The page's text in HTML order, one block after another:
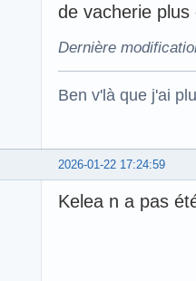
de vacherie
Dernière
Ben v'là que j'ai
2026-01-22 17:24:59
Kelea n a pas